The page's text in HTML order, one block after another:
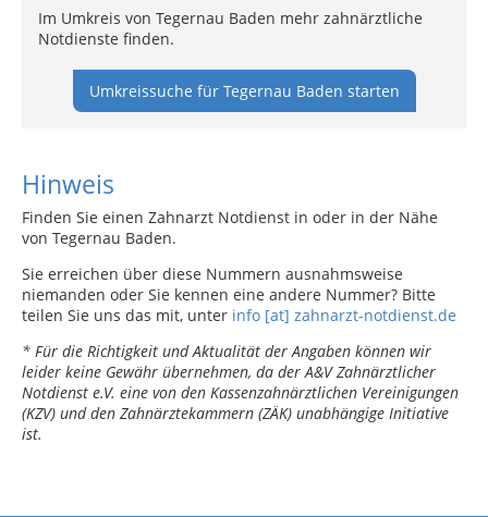
Im Umkreis von Tegernau Baden mehr zahnärztliche
Notdienste finden.
Umkreissuche für Tegernau Baden starten
Hinweis
Finden Sie einen Zahnarzt Notdienst in oder in der Nähe
von Tegernau Baden.
Sie erreichen über diese Nummern ausnahmsweise
niemanden oder Sie kennen eine andere Nummer? Bitte
teilen Sie uns das mit, unter info [at] zahnarzt-notdienst.de
* Für die Richtigkeit und Aktualität der Angaben können wir
leider keine Gewähr übernehmen, da der A&V Zahnärztlicher
Notdienst e.V. eine von den Kassenzahnärztlichen Vereinigungen
(KZV) und den Zahnärztekammern (ZÄK) unabhängige Initiative
ist.